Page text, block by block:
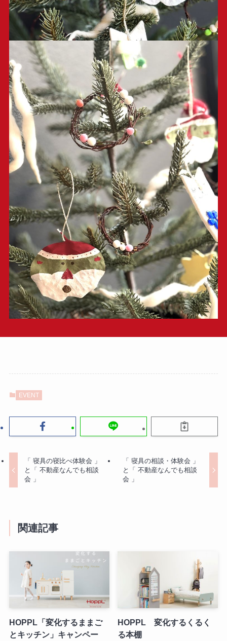
EVENT
「 寝具の寝比べ体験会 」
と「 不動産なんでも相談
会 」
「 寝具の相談・体験会 」
と「 不動産なんでも相談
会 」
関連記事
HOPPL「変化するままご
とキッチン」キャンペー
HOPPL 変化するくるく
る本棚